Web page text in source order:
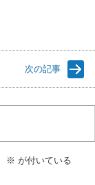
次の記事
※ が付いている